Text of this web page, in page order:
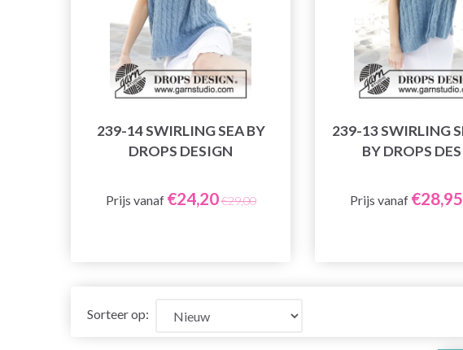
239-14 SWIRLING SEA BY
DROPS DESIGN
Prijs vanaf €24,20€29,00
239-13 SWIRLING
BY DROPS
Prijs vanaf €28,95
Sorteer op: